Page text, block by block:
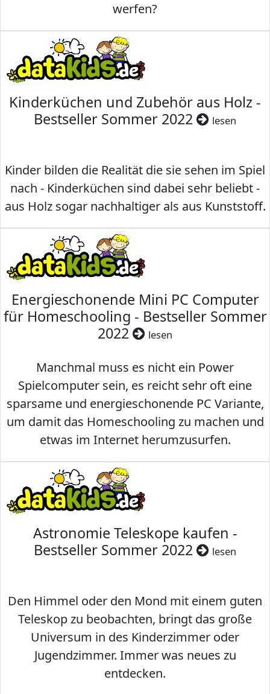
werfen?
Kinderküchen und Zubehör aus Holz -
Bestseller Sommer 2022
lesen
Kinder bilden die Realität die sie sehen im Spiel
nach - Kinderküchen sind dabei sehr beliebt -
aus Holz sogar nachhaltiger als aus Kunststoff.
Energieschonende Mini PC Computer
für Homeschooling - Bestseller Sommer
2022
lesen
Manchmal muss es nicht ein Power
Spielcomputer sein, es reicht sehr oft eine
sparsame und energieschonende PC Variante,
um damit das Homeschooling zu machen und
etwas im Internet herumzusurfen.
Astronomie Teleskope kaufen -
Bestseller Sommer 2022
lesen
Den Himmel oder den Mond mit einem guten
Teleskop zu beobachten, bringt das große
Universum in des Kinderzimmer oder
Jugendzimmer. Immer was neues zu
entdecken.